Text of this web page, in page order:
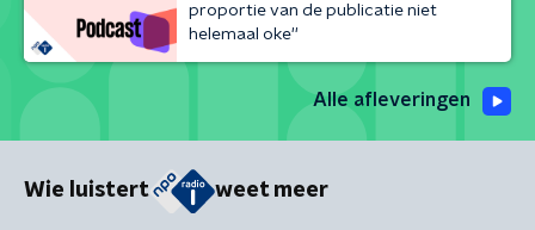
proportie van de publicatie niet
helemaal oke''
Alle afleveringen
Wie luistert weet meer